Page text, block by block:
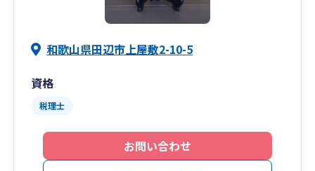
和歌山県田辺市上屋敷2-10-5
資格
税理士
お問い合わせ